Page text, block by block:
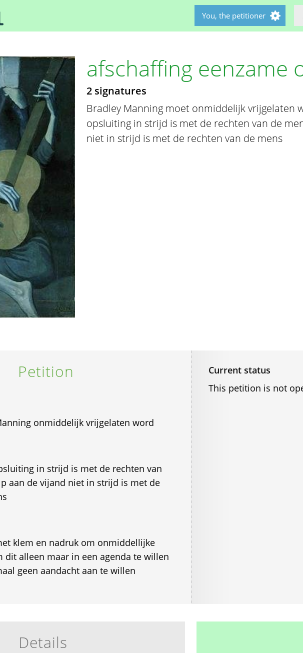
You, the petitioner
afschaffing eenzame
2 signatures
Bradley Manning moet onmiddelijk vrijgelaten
opsluiting in strijd is met de rechten van de
niet in strijd is met de rechten van de mens
Petition
onmiddelijk vrijgelaten word
in strijd is met de rechten van
aan de vijand niet in strijd is met de
klem en nadruk om onmiddellijke
dit alleen maar in een agenda te willen
geen aandacht aan te willen
Current status
This petition is not
Details